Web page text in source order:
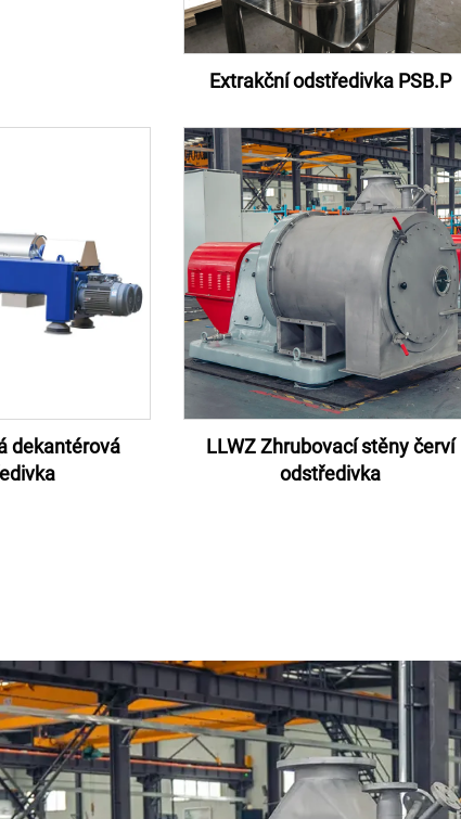
Extrakční odstředivka PSB.P
dekantérová
LLWZ Zhrubovací stěny červí
odstředivka